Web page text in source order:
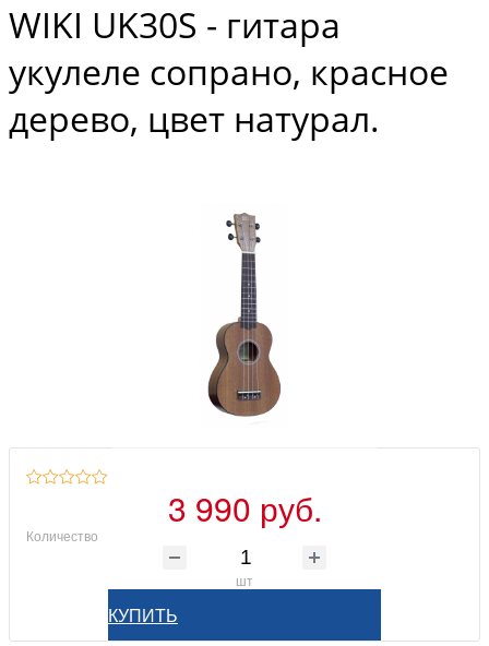
WIKI UK30S - гитара
укулеле сопрано, красное
дерево, цвет натурал.
3 990 руб.
Количество
шт
КУПИТЬ